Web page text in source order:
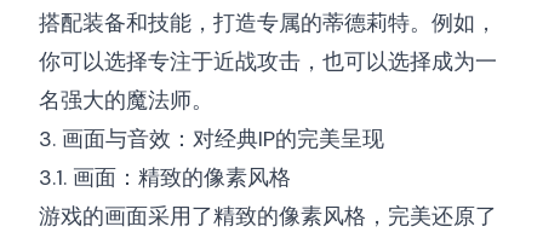
搭配装备和技能，打造专属的蒂德莉特。例如，
你可以选择专注于近战攻击，也可以选择成为一
名强大的魔法师。
3. 画面与音效：对经典IP的完美呈现
3.1. 画面：精致的像素风格
游戏的画面采用了精致的像素风格，完美还原了